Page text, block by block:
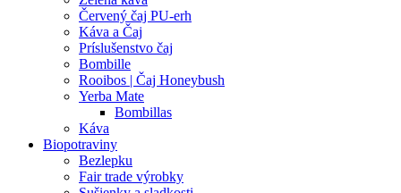
Červený čaj PU-erh
Káva a Čaj
Príslušenstvo čaj
Bombille
Rooibos | Čaj Honeybush
Yerba Mate
Bombillas
Káva
Biopotraviny
Bezlepku
Fair trade výrobky